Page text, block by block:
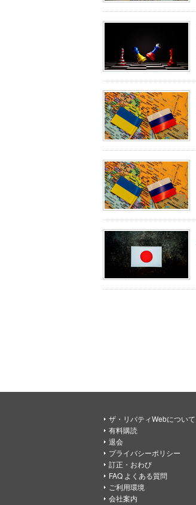
ザ・リバティWebについて
有料購読
退会
プライバシーポリシー
訂正・おわび
FAQ よくある質問
ご利用環境
会社案内